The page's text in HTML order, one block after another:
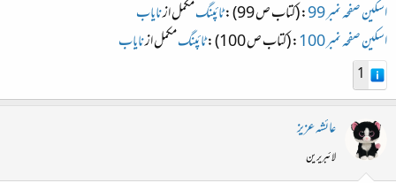
اسکین صفحہ نمبر 99
: (کتاب ص 99) : ٹائپنگ مکمل ازنایاب
اسکین صفحہ نمبر 100
: (کتاب ص 100) : ٹائپنگ مکمل ازنایاب
1
عائشہ عزیز
لائبریرین